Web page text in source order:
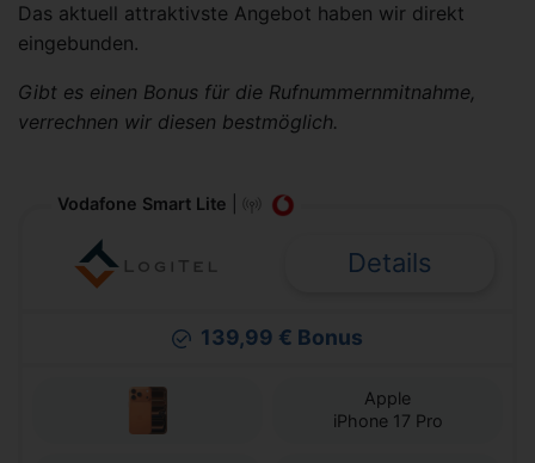
Das aktuell attraktivste Angebot haben wir direkt
eingebunden.
Gibt es einen Bonus für die Rufnummernmitnahme,
verrechnen wir diesen bestmöglich.
Vodafone Smart Lite
Details
139,99 € Bonus
Apple
iPhone 17 Pro